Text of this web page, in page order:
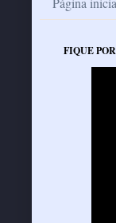
FIQUE